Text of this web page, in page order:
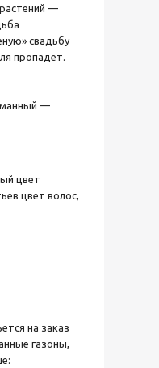
—
свадьбу
пропадет.
—
цвет
цвет волос,
на заказ
газоны,